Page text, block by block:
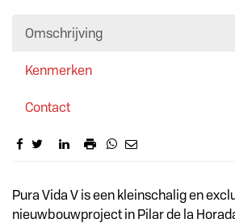
Omschrijving
Kenmerken
Contact
Omschrijving
Pura Vida V is een kleinschalig en
nieuwbouwproject in Pilar de la